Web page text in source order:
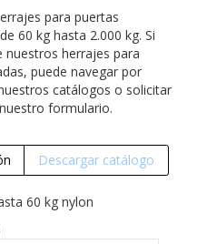
para puertas
60 kg hasta 2.000 kg. Si
herrajes para
puede navegar por
catálogos o solicitar
formulario.
Descargar catálogo
60 kg nylon